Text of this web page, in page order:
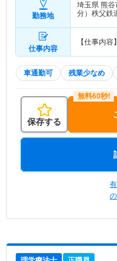
勤務地
埼玉県 熊谷
分）秩父鉄
仕事内容
【仕事内
車通勤可 残業少なめ
保存する